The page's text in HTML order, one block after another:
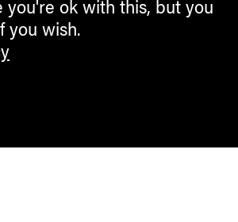
you're ok with this, but you
you wish.